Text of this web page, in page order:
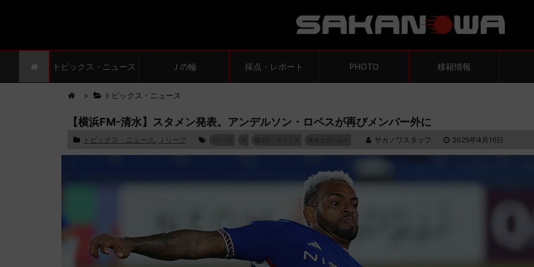
トピックス・ニュース Ｊの輪 採点・レポート PHOTO 移籍情報
> トピックス・ニュース
【横浜FM-清水】スタメン発表。アンデルソン・ロペスが再びメンバー外に
トピックス・ニュース , Ｊリーグ サカノワスタッフ 2025年4月16日